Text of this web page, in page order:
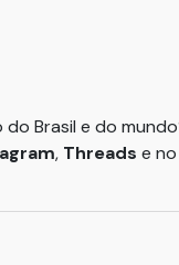
Brasil e do
, Threads e no